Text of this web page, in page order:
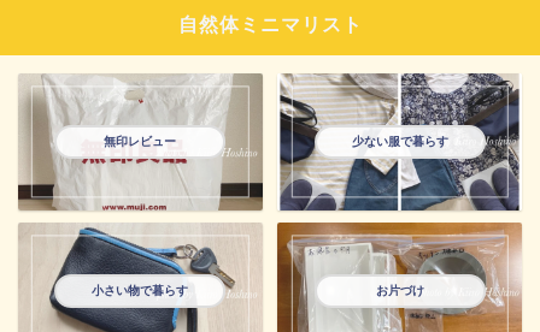
自然体ミニマリスト
無印レビュー 少ない服で暮らす
小さい物で暮らす お片づけ